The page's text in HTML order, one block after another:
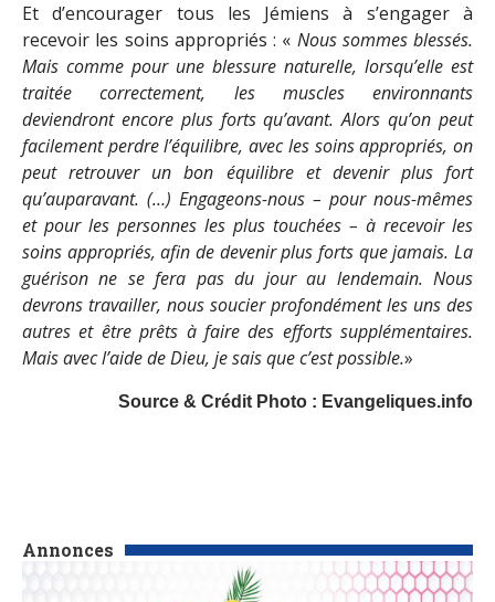
Annonces
Et d’encourager tous les Jémiens à s’engager à
recevoir les soins appropriés : « Nous sommes blessés.
Mais comme pour une blessure naturelle, lorsqu’elle est
traitée correctement, les muscles environnants
deviendront encore plus forts qu’avant. Alors qu’on peut
facilement perdre l’équilibre, avec les soins appropriés, on
peut retrouver un bon équilibre et devenir plus fort
qu’auparavant. (…) Engageons-nous – pour nous-mêmes
et pour les personnes les plus touchées – à recevoir les
soins appropriés, afin de devenir plus forts que jamais. La
guérison ne se fera pas du jour au lendemain. Nous
devrons travailler, nous soucier profondément les uns des
autres et être prêts à faire des efforts supplémentaires.
Mais avec l’aide de Dieu, je sais que c’est possible.»
Source & Crédit Photo : Evangeliques.info